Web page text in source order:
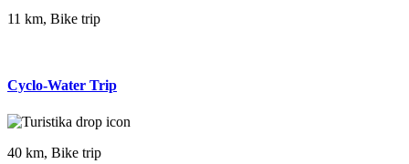
11 km, Bike trip
Cyclo-Water Trip
40 km, Bike trip